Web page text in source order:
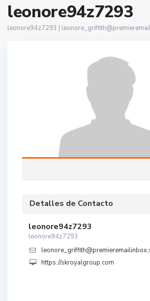
leonore94z7293
leonore94z7293 |
Detalles de Contacto
leonore94z7293
leonore94z7293
https://skroyalgroup.com